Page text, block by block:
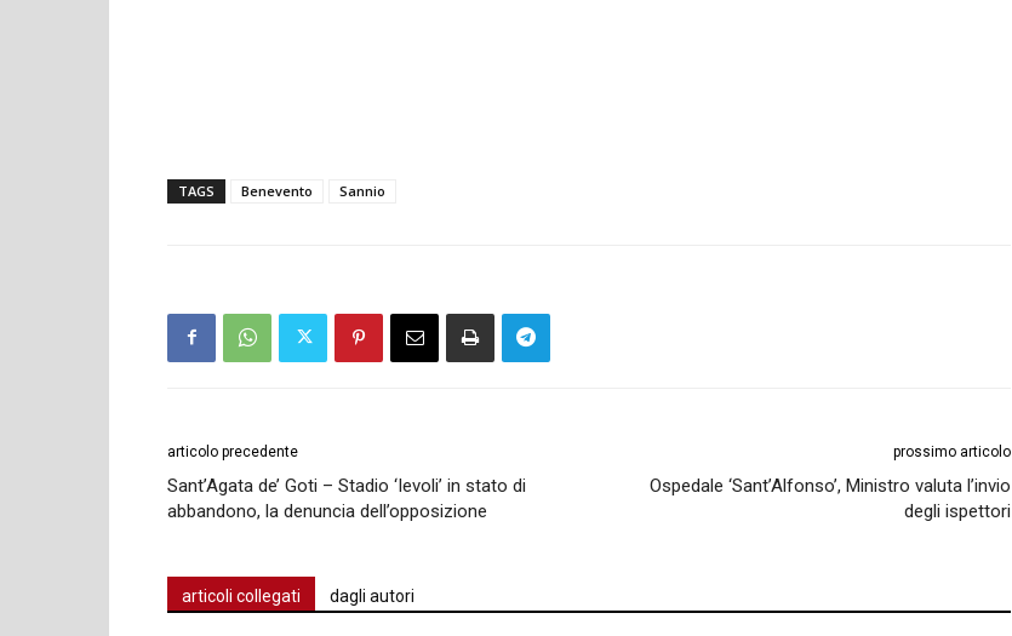
TAGS Benevento Sannio
articolo precedente
Sant’Agata de’ Goti – Stadio ‘Ievoli’ in stato di
abbandono, la denuncia dell’opposizione
prossimo articolo
Ospedale ‘Sant’Alfonso’, Ministro valuta l’invio
degli ispettori
articoli collegati dagli autori